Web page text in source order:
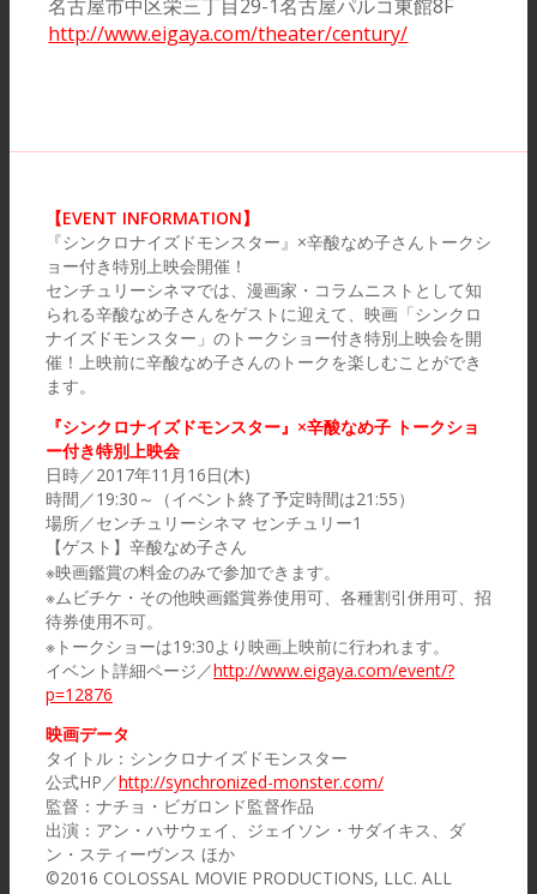
名古屋市中区栄三丁目29-1名古屋パルコ東館8F
http://www.eigaya.com/theater/century/
【EVENT INFORMATION】
『シンクロナイズドモンスター』×辛酸なめ子さんトークシ
ョー付き特別上映会開催！
センチュリーシネマでは、漫画家・コラムニストとして知
られる辛酸なめ子さんをゲストに迎えて、映画「シンクロ
ナイズドモンスター」のトークショー付き特別上映会を開
催！上映前に辛酸なめ子さんのトークを楽しむことができ
ます。
『シンクロナイズドモンスター』×辛酸なめ子 トークショ
ー付き特別上映会
日時／2017年11月16日(木)
時間／19:30～（イベント終了予定時間は21:55）
場所／センチュリーシネマ センチュリー1
【ゲスト】辛酸なめ子さん
※映画鑑賞の料金のみで参加できます。
※ムビチケ・その他映画鑑賞券使用可、各種割引併用可、招
待券使用不可。
※トークショーは19:30より映画上映前に行われます。
イベント詳細ページ／http://www.eigaya.com/event/?
p=12876
映画データ
タイトル：シンクロナイズドモンスター
公式HP／http://synchronized-monster.com/
監督：ナチョ・ビガロンド監督作品
出演：アン・ハサウェイ、ジェイソン・サダイキス、ダ
ン・スティーヴンス ほか
©2016 COLOSSAL MOVIE PRODUCTIONS, LLC. ALL